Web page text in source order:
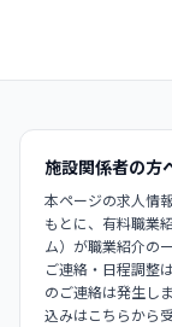
施設関係者の方
本ページの求人情
もとに、有料職業
ム）が職業紹介の
ご連絡・日程調整
のご連絡は発生し
込みはこちらから